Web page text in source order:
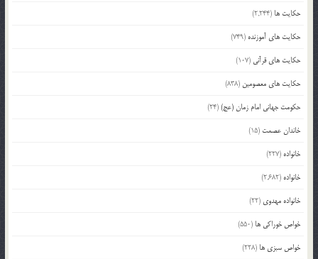
حکایت ها (2,244)
حکایت های آموزنده (749)
حکایت های قرآنی (107)
حکایت های معصومین (838)
حکومت جهانی امام زمان (عج)(24)
خاندان عصمت (15)
خانواده (227)
خانواده (2,682)
خانواده مهدوی (22)
خواص خوراکی ها (550)
خواص سبزی ها (228)